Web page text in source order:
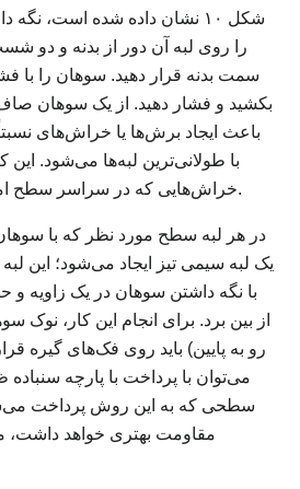
شکل ۱۰ نشان داده شده است،
را روی لبه آن دور از بدنه و دو
سمت بدنه قرار دهید. سوهان را با
بکشید و فشار دهید. از یک سوهان
باعث ایجاد برش‌ها یا خراش‌های
با طولانی‌ترین لبه‌ها می‌شود. این
خراش‌هایی که در سراسر سطح امتداد دارند، ایجاد می‌کند.
در هر لبه سطح مورد نظر که با
یک لبه سیمی تیز ایجاد می‌شود؛ این
با نگه داشتن سوهان در یک زاویه و
از بین برد. برای انجام این کار، نوک
رو به پایین) باید روی فک‌های گیره
می‌توان با پرداخت با پارچه
سطحی که به این روش پرداخت
مقاومت بهتری خواهد داشت،